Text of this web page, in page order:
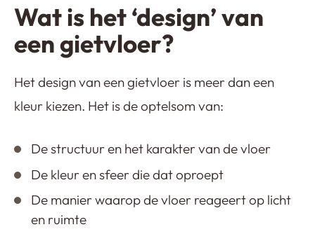
Wat is het ‘design’ van
een gietvloer?
Het design van een gietvloer is meer dan een
kleur kiezen. Het is de optelsom van:
De structuur en het karakter van de vloer
De kleur en sfeer die dat oproept
De manier waarop de vloer reageert op licht
en ruimte